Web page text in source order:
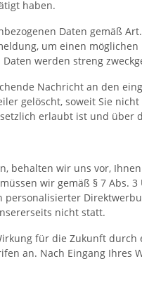
haben.
Daten gemäß
um einen
werden streng
Nachricht an den
gelöscht, soweit Sie
erlaubt ist und über
behalten wir uns vor,
wir gemäß § 7 Abs.
nicht statt.
für die Zukunft
an. Nach Eingang Ihres